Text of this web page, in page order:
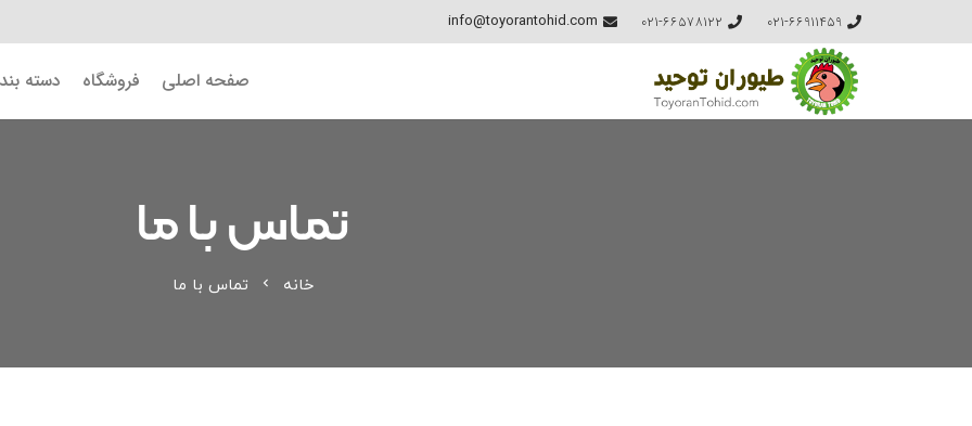
021-66911459
021-66578122
info@toyorantohid.com
صفحه اصلی فروشگاه دسته
تماس با ما
خانه chevron_left تماس با ما